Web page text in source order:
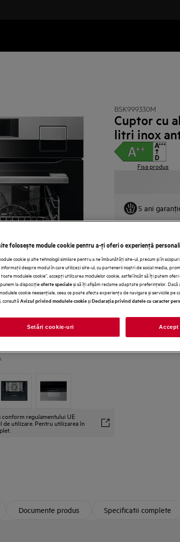
regulamentului UE
de utilizare. Pentru utilizarea în
BSK999330M
Cuptor cu
litri inox
Fisa produs
5 ani
5 ani
Documente produs Specificatii complete
folosește module cookie pentru a-ţi oferi o experienţă
cookie și alte tehnologii similare pentru a ne îmbunătăţi site-ul, precum și în
despre modul în care utilizezi site-ul, cu partenerii noștri de social media,
toate modulele cookie”, accepţi utilizarea modulelor cookie, astfel încât să îţi putem oferi
la dispoziţieoferte specialeși să îţi afișăm reclame adaptate preferinţelor. Dacă
cookie neesenţiale, ceea ce poate afecta experienţa de navigare și serviciile
consultăAvizul privind modulele cookieșiDeclaraţia privind datele cu caracter
Setări cookie-uri